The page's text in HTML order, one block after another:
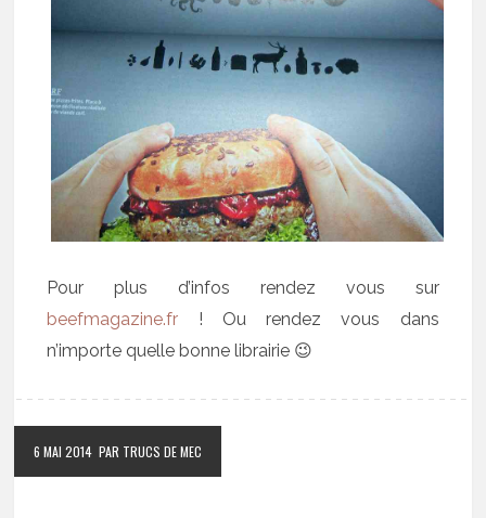
Pour plus d’infos rendez vous sur
beefmagazine.fr ! Ou rendez vous dans
n’importe quelle bonne librairie 😉
6 MAI 2014 PAR TRUCS DE MEC